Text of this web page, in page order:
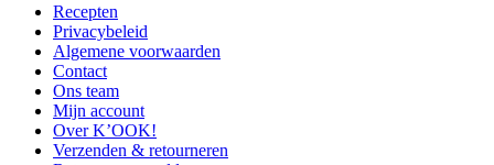
Recepten
Privacybeleid
Algemene voorwaarden
Contact
Ons team
Mijn account
Over K’OOK!
Verzenden & retourneren